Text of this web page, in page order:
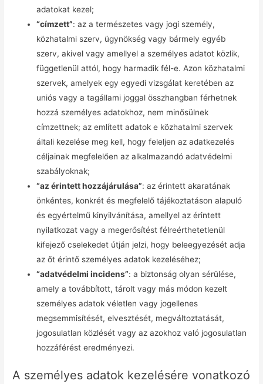
adatokat kezel;
“címzett”: az a természetes vagy jogi személy,
közhatalmi szerv, ügynökség vagy bármely egyéb
szerv, akivel vagy amellyel a személyes adatot közlik,
függetlenül attól, hogy harmadik fél-e. Azon közhatalmi
szervek, amelyek egy egyedi vizsgálat keretében az
uniós vagy a tagállami joggal összhangban férhetnek
hozzá személyes adatokhoz, nem minősülnek
címzettnek; az említett adatok e közhatalmi szervek
általi kezelése meg kell, hogy feleljen az adatkezelés
céljainak megfelelően az alkalmazandó adatvédelmi
szabályoknak;
“az érintett hozzájárulása”: az érintett akaratának
önkéntes, konkrét és megfelelő tájékoztatáson alapuló
és egyértelmű kinyilvánítása, amellyel az érintett
nyilatkozat vagy a megerősítést félreérthetetlenül
kifejező cselekedet útján jelzi, hogy beleegyezését adja
az őt érintő személyes adatok kezeléséhez;
“adatvédelmi incidens”: a biztonság olyan sérülése,
amely a továbbított, tárolt vagy más módon kezelt
személyes adatok véletlen vagy jogellenes
megsemmisítését, elvesztését, megváltoztatását,
jogosulatlan közlését vagy az azokhoz való jogosulatlan
hozzáférést eredményezi.
A személyes adatok kezelésére vonatkozó